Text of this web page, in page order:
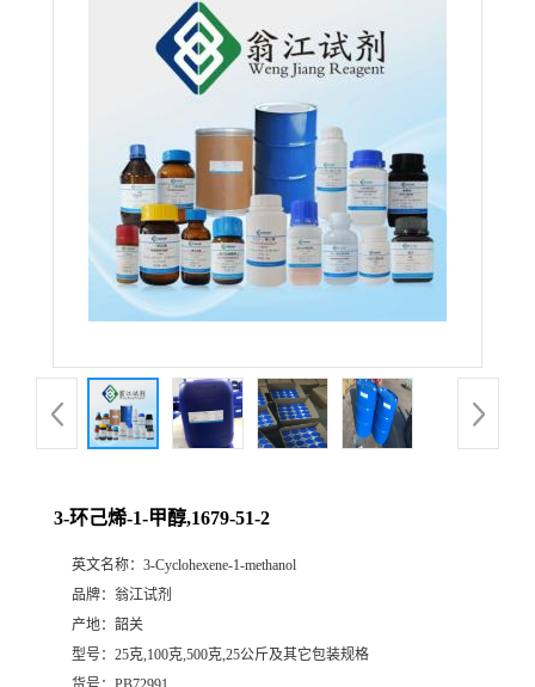
3-环己烯-1-甲醇,1679-51-2
英文名称： 3-Cyclohexene-1-methanol
品牌： 翁江试剂
产地： 韶关
型号： 25克,100克,500克,25公斤及其它包装规格